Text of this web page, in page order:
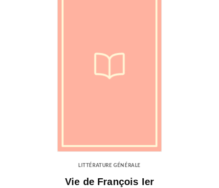
LITTÉRATURE GÉNÉRALE
Vie de François Ier